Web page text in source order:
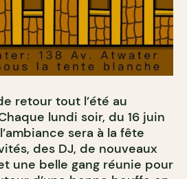
retour tout l’été au
lundi soir, du 16 juin
sera à la fête
des DJ, de nouveaux
une belle gang réunie pour